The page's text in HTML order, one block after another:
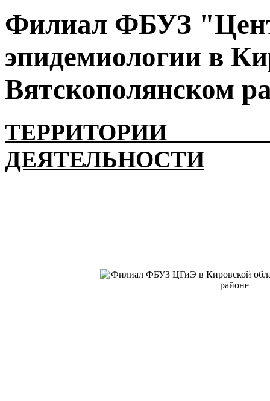
Филиал ФБУЗ
эпидемиологии в
Вятскополянском
ТЕРРИТОРИИ
ДЕЯТЕЛЬНОСТИ